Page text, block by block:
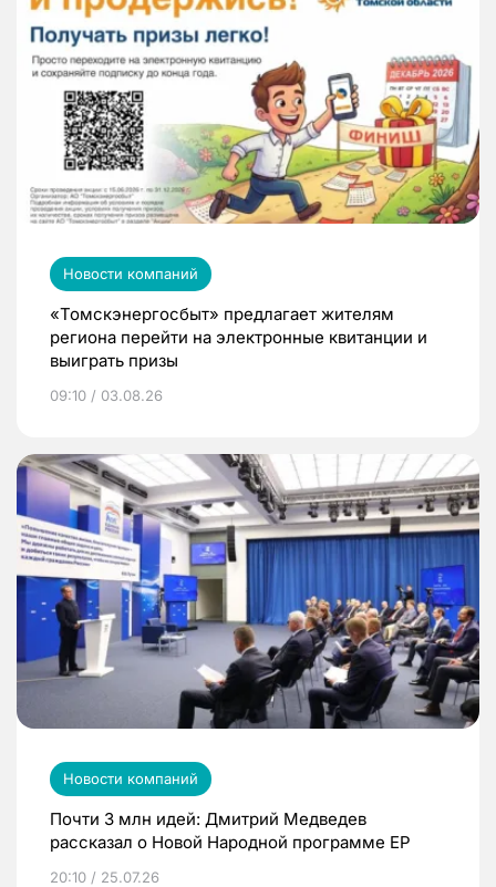
Новости компаний
«Томскэнергосбыт» предлагает жителям
региона перейти на электронные квитанции и
выиграть призы
09:10 / 03.08.26
Новости компаний
Почти 3 млн идей: Дмитрий Медведев
рассказал о Новой Народной программе ЕР
20:10 / 25.07.26